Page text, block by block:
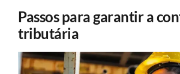
Passos para garantir a
tributária